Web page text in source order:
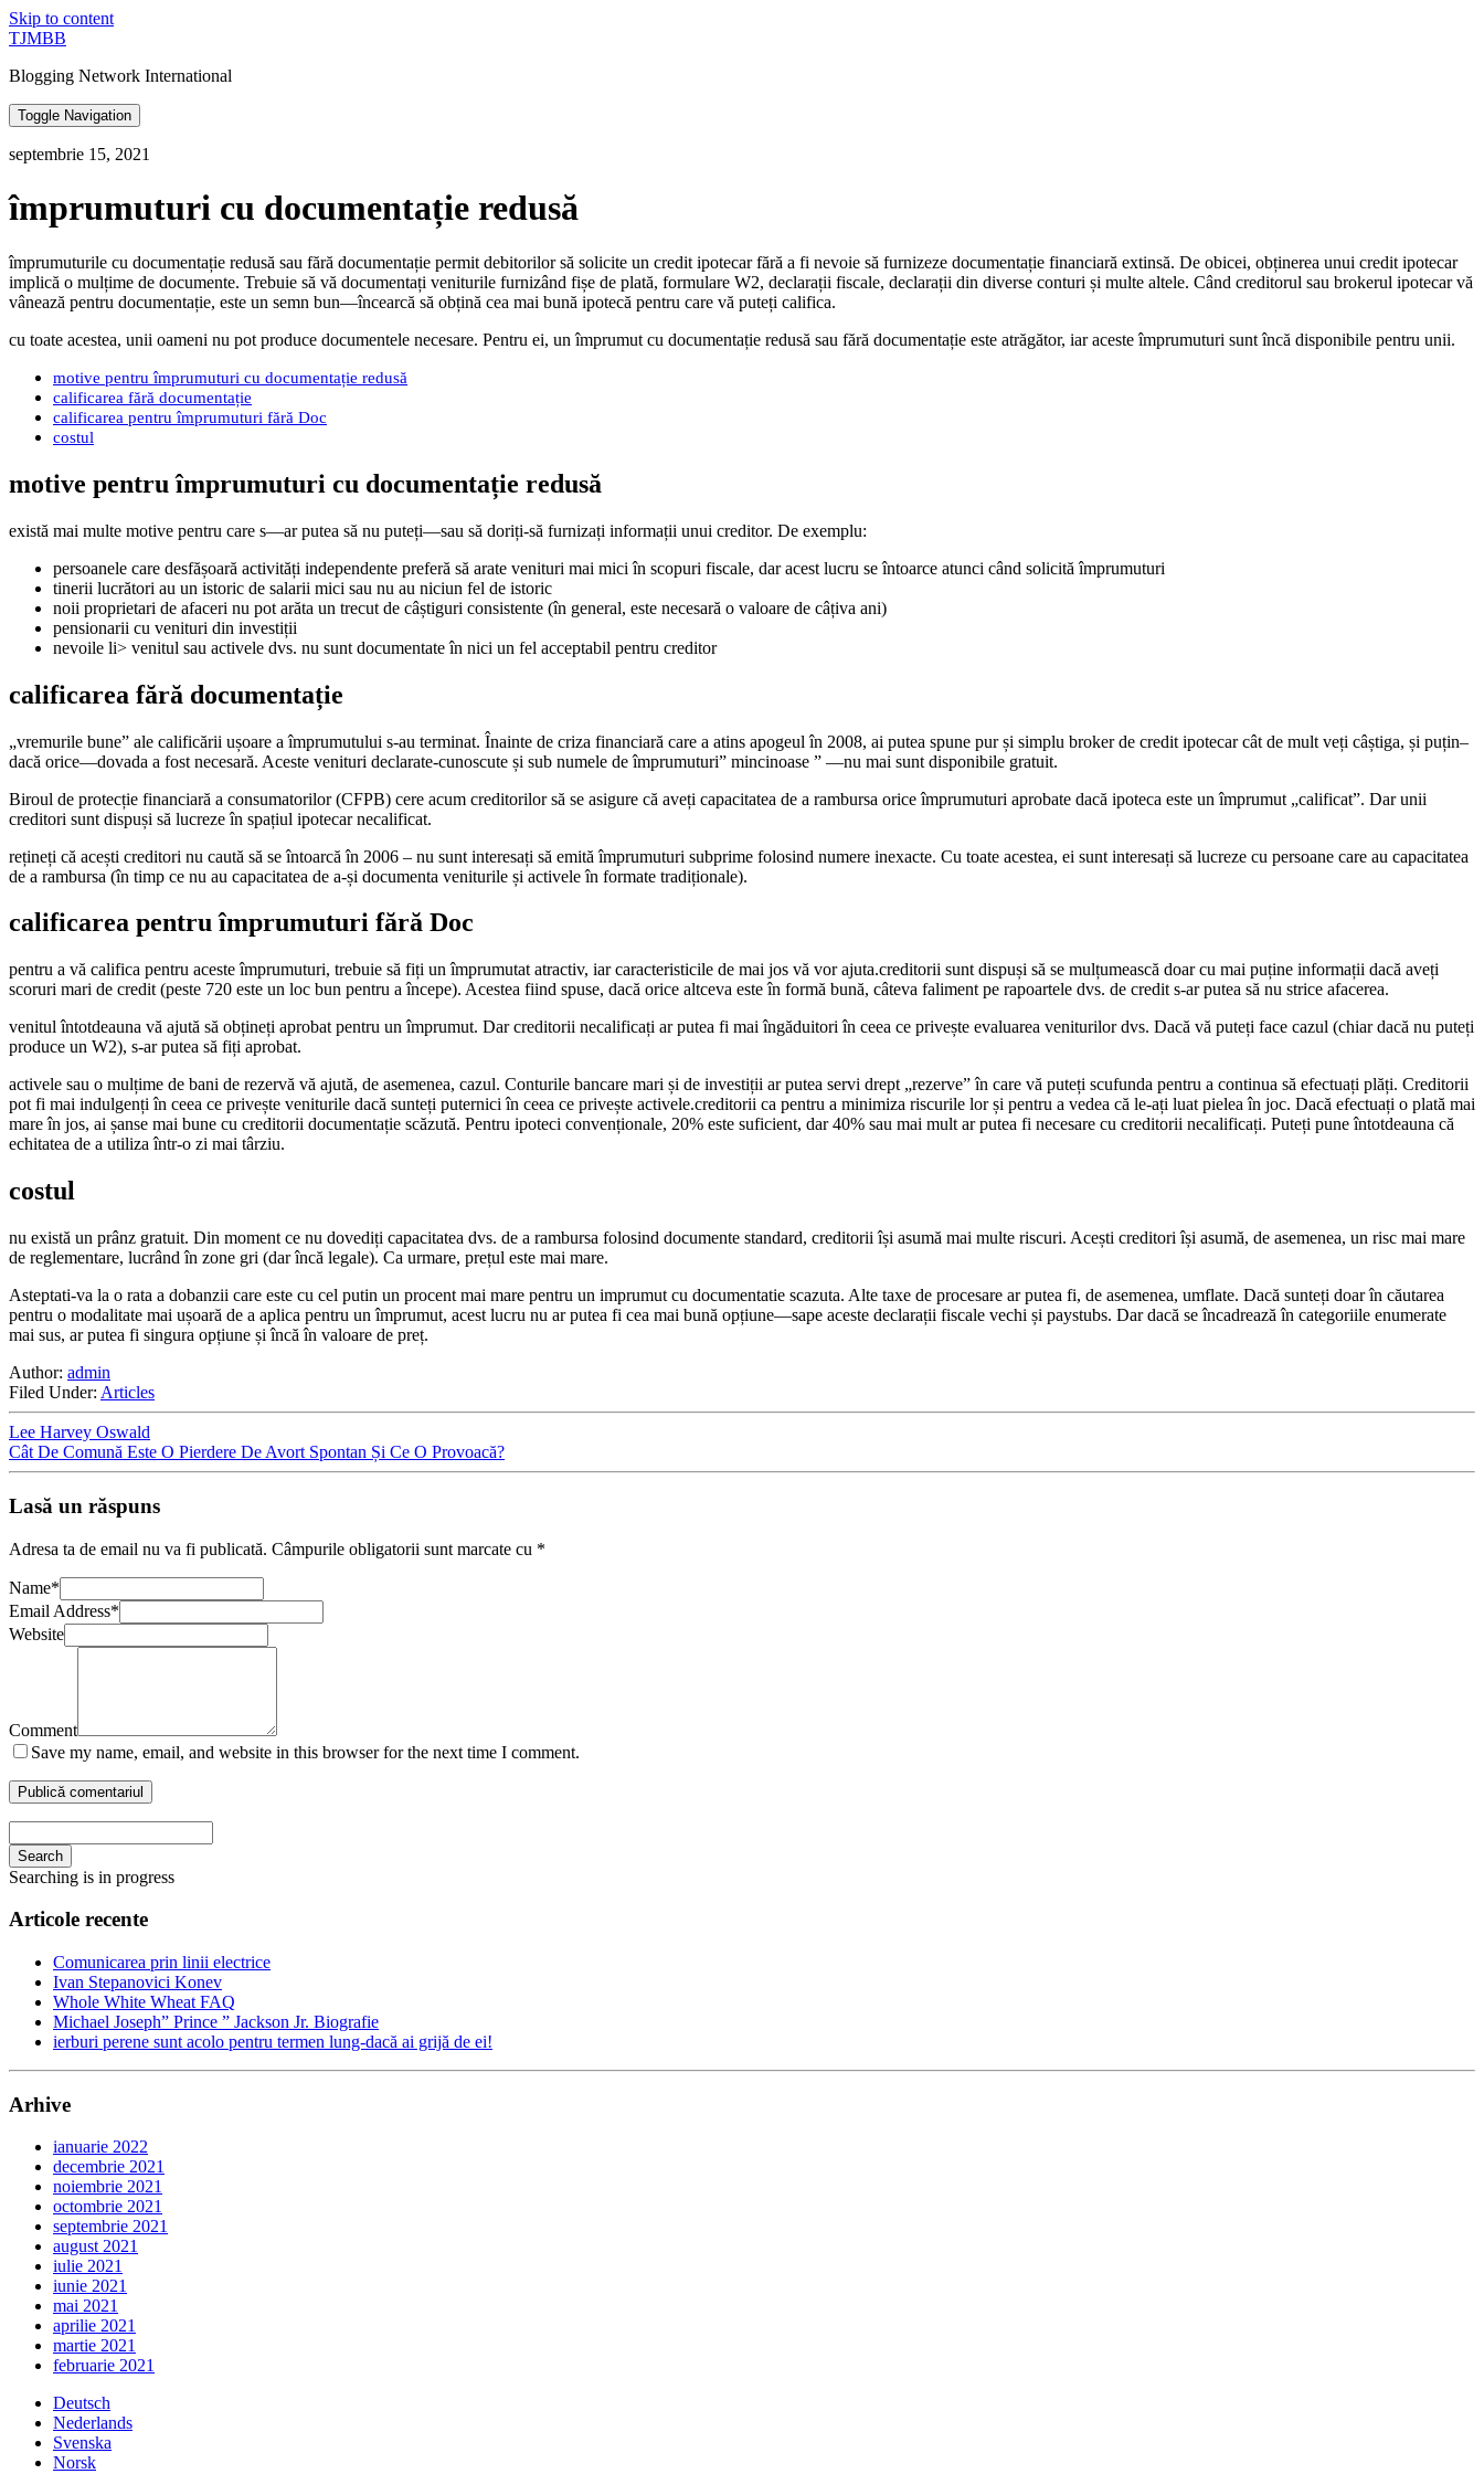
Skip to content
TJMBB
Blogging Network International
Toggle Navigation
septembrie 15, 2021
împrumuturi cu documentație redusă
împrumuturile cu documentație redusă sau fără documentație permit debitorilor să solicite un credit ipotecar fără a fi nevoie să furnizeze documentație financiară extinsă. De obicei, obținerea unui credit ipotecar
implică o mulțime de documente. Trebuie să vă documentați veniturile furnizând fișe de plată, formulare W2, declarații fiscale, declarații din diverse conturi și multe altele. Când creditorul sau brokerul ipotecar vă
vânează pentru documentație, este un semn bun—încearcă să obțină cea mai bună ipotecă pentru care vă puteți califica.
cu toate acestea, unii oameni nu pot produce documentele necesare. Pentru ei, un împrumut cu documentație redusă sau fără documentație este atrăgător, iar aceste împrumuturi sunt încă disponibile pentru unii.
motive pentru împrumuturi cu documentație redusă
calificarea fără documentație
calificarea pentru împrumuturi fără Doc
costul
motive pentru împrumuturi cu documentație redusă
există mai multe motive pentru care s—ar putea să nu puteți—sau să doriți-să furnizați informații unui creditor. De exemplu:
persoanele care desfășoară activități independente preferă să arate venituri mai mici în scopuri fiscale, dar acest lucru se întoarce atunci când solicită împrumuturi
tinerii lucrători au un istoric de salarii mici sau nu au niciun fel de istoric
noii proprietari de afaceri nu pot arăta un trecut de câștiguri consistente (în general, este necesară o valoare de câțiva ani)
pensionarii cu venituri din investiții
nevoile li> venitul sau activele dvs. nu sunt documentate în nici un fel acceptabil pentru creditor
calificarea fără documentație
„vremurile bune” ale calificării ușoare a împrumutului s-au terminat. Înainte de criza financiară care a atins apogeul în 2008, ai putea spune pur și simplu broker de credit ipotecar cât de mult veți câștiga, și puțin–
dacă orice—dovada a fost necesară. Aceste venituri declarate-cunoscute și sub numele de împrumuturi” mincinoase ” —nu mai sunt disponibile gratuit.
Biroul de protecție financiară a consumatorilor (CFPB) cere acum creditorilor să se asigure că aveți capacitatea de a rambursa orice împrumuturi aprobate dacă ipoteca este un împrumut „calificat”. Dar unii
creditori sunt dispuși să lucreze în spațiul ipotecar necalificat.
rețineți că acești creditori nu caută să se întoarcă în 2006 – nu sunt interesați să emită împrumuturi subprime folosind numere inexacte. Cu toate acestea, ei sunt interesați să lucreze cu persoane care au capacitatea
de a rambursa (în timp ce nu au capacitatea de a-și documenta veniturile și activele în formate tradiționale).
calificarea pentru împrumuturi fără Doc
pentru a vă califica pentru aceste împrumuturi, trebuie să fiți un împrumutat atractiv, iar caracteristicile de mai jos vă vor ajuta.creditorii sunt dispuși să se mulțumească doar cu mai puține informații dacă aveți
scoruri mari de credit (peste 720 este un loc bun pentru a începe). Acestea fiind spuse, dacă orice altceva este în formă bună, câteva faliment pe rapoartele dvs. de credit s-ar putea să nu strice afacerea.
venitul întotdeauna vă ajută să obțineți aprobat pentru un împrumut. Dar creditorii necalificați ar putea fi mai îngăduitori în ceea ce privește evaluarea veniturilor dvs. Dacă vă puteți face cazul (chiar dacă nu puteți
produce un W2), s-ar putea să fiți aprobat.
activele sau o mulțime de bani de rezervă vă ajută, de asemenea, cazul. Conturile bancare mari și de investiții ar putea servi drept „rezerve” în care vă puteți scufunda pentru a continua să efectuați plăți. Creditorii
pot fi mai indulgenți în ceea ce privește veniturile dacă sunteți puternici în ceea ce privește activele.creditorii ca pentru a minimiza riscurile lor și pentru a vedea că le-ați luat pielea în joc. Dacă efectuați o plată mai
mare în jos, ai șanse mai bune cu creditorii documentație scăzută. Pentru ipoteci convenționale, 20% este suficient, dar 40% sau mai mult ar putea fi necesare cu creditorii necalificați. Puteți pune întotdeauna că
echitatea de a utiliza într-o zi mai târziu.
costul
nu există un prânz gratuit. Din moment ce nu dovediți capacitatea dvs. de a rambursa folosind documente standard, creditorii își asumă mai multe riscuri. Acești creditori își asumă, de asemenea, un risc mai mare
de reglementare, lucrând în zone gri (dar încă legale). Ca urmare, prețul este mai mare.
Asteptati-va la o rata a dobanzii care este cu cel putin un procent mai mare pentru un imprumut cu documentatie scazuta. Alte taxe de procesare ar putea fi, de asemenea, umflate. Dacă sunteți doar în căutarea
pentru o modalitate mai ușoară de a aplica pentru un împrumut, acest lucru nu ar putea fi cea mai bună opțiune—sape aceste declarații fiscale vechi și paystubs. Dar dacă se încadrează în categoriile enumerate
mai sus, ar putea fi singura opțiune și încă în valoare de preț.
Author: admin
Filed Under: Articles
Lee Harvey Oswald
Cât De Comună Este O Pierdere De Avort Spontan Și Ce O Provoacă?
Lasă un răspuns
Adresa ta de email nu va fi publicată. Câmpurile obligatorii sunt marcate cu *
Name*
Email Address*
Website
Comment
Save my name, email, and website in this browser for the next time I comment.
Search
Searching is in progress
Articole recente
Comunicarea prin linii electrice
Ivan Stepanovici Konev
Whole White Wheat FAQ
Michael Joseph” Prince ” Jackson Jr. Biografie
ierburi perene sunt acolo pentru termen lung-dacă ai grijă de ei!
Arhive
ianuarie 2022
decembrie 2021
noiembrie 2021
octombrie 2021
septembrie 2021
august 2021
iulie 2021
iunie 2021
mai 2021
aprilie 2021
martie 2021
februarie 2021
Deutsch
Nederlands
Svenska
Norsk